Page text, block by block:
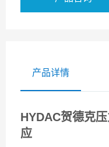
产品详情
HYDAC贺德克
应